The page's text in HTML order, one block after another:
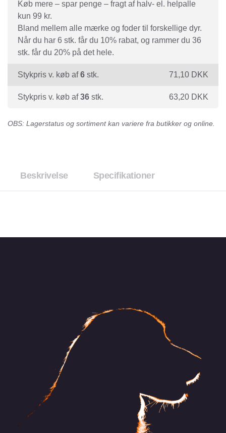
Køb mere – spar penge – fragt af halv- el. helpalle
kun 99 kr.
Bland mellem alle mærke og foder til forskellige dyr.
Når du har 6 stk. får du 10% rabat, og rammer du 36
stk. får du 20% på det hele.
Stykpris v. køb af6 stk. 71,10 DKK
Stykpris v. køb af36 stk. 63,20 DKK
OBS: Lagerstatus og sortiment kan variere fra butikker og online.
Beskrivelse Specifikationer